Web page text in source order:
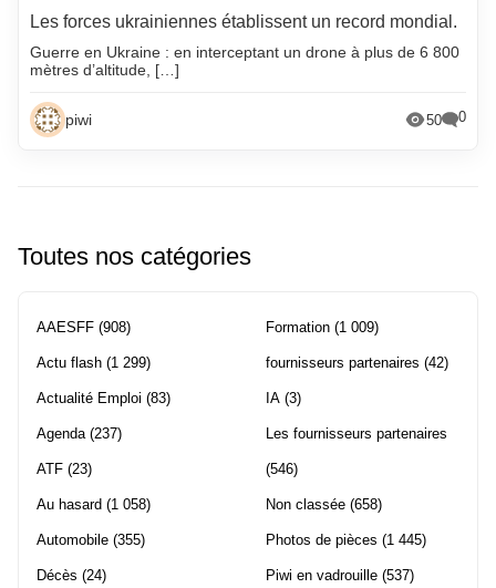
Les forces ukrainiennes établissent un record mondial.
Guerre en Ukraine : en interceptant un drone à plus de 6 800
mètres d’altitude, […]
piwi 50 0
Toutes nos catégories
AAESFF (908)
Actu flash (1 299)
Actualité Emploi (83)
Agenda (237)
ATF (23)
Au hasard (1 058)
Automobile (355)
Décès (24)
Formation (1 009)
fournisseurs partenaires (42)
IA (3)
Les fournisseurs partenaires
(546)
Non classée (658)
Photos de pièces (1 445)
Piwi en vadrouille (537)